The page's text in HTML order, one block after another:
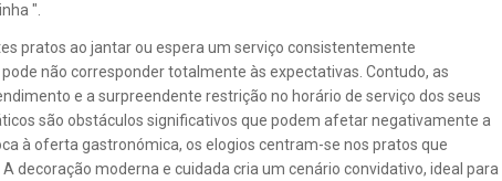
".
pratos ao jantar ou espera um serviço consistentemente
não corresponder totalmente às expectativas. Contudo, as
e a surpreendente restrição no horário de serviço dos seus
são obstáculos significativos que podem afetar negativamente a
à oferta gastronómica, os elogios centram-se nos pratos que
decoração moderna e cuidada cria um cenário convidativo, ideal para